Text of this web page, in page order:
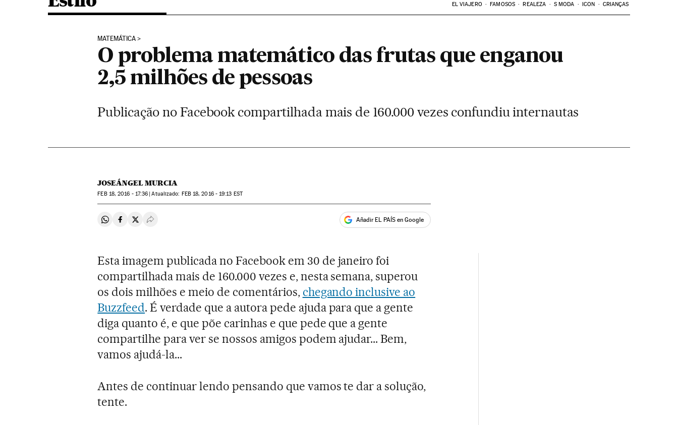
EL VIAJERO FAMOSOS REALEZA S MODA ICON CRIANÇAS
MATEMÁTICA
O problema matemático das frutas que enganou
2,5 milhões de pessoas
Publicação no Facebook compartilhada mais de 160.000 vezes confundiu internautas
JOSEÁNGEL MURCIA
FEB18, 2016 - 17:36 atualizado: FEB18, 2016 - 19:13 EST
Compartir en Whatsapp
Compartir en Facebook
Compartir en Twitter
Desplegar Redes Sociales Añadir EL PAÍS en Google
Esta imagem publicada no Facebook em 30 de janeiro foi
compartilhada mais de 160.000 vezes e, nesta semana, superou
os dois milhões e meio de comentários, chegando inclusive ao
Buzzfeed. É verdade que a autora pede ajuda para que a gente
diga quanto é, e que põe carinhas e que pede que a gente
compartilhe para ver se nossos amigos podem ajudar... Bem,
vamos ajudá-la...
Antes de continuar lendo pensando que vamos te dar a solução,
tente.